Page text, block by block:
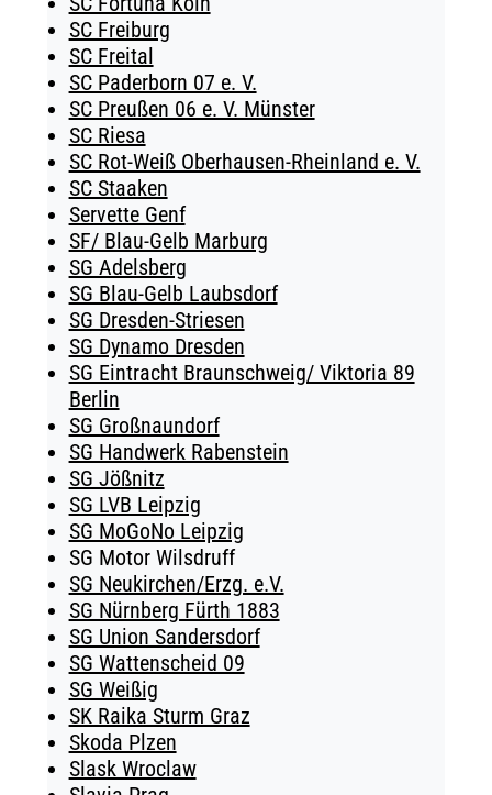
SC Freiburg
SC Freital
SC Paderborn 07 e. V.
SC Preußen 06 e. V. Münster
SC Riesa
SC Rot-Weiß Oberhausen-Rheinland e. V.
SC Staaken
Servette Genf
SF/ Blau-Gelb Marburg
SG Adelsberg
SG Blau-Gelb Laubsdorf
SG Dresden-Striesen
SG Dynamo Dresden
SG Eintracht Braunschweig/ Viktoria 89
Berlin
SG Großnaundorf
SG Handwerk Rabenstein
SG Jößnitz
SG LVB Leipzig
SG MoGoNo Leipzig
SG Motor Wilsdruff
SG Neukirchen/Erzg. e.V.
SG Nürnberg Fürth 1883
SG Union Sandersdorf
SG Wattenscheid 09
SG Weißig
SK Raika Sturm Graz
Skoda Plzen
Slask Wroclaw